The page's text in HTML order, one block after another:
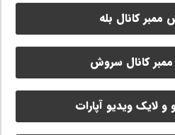
ممبر کانال بله
کانال سروش
لایک ویدیو آپارات